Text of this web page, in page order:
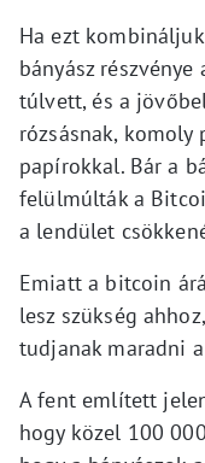
Ha ezt
bányász
túlvett, és a
rózsásnak, komoly
papírokkal. Bár a
felülmúlták a
a lendület
Emiatt a bitcoin
lesz szükség
tudjanak maradni
A fent említett
hogy közel 100